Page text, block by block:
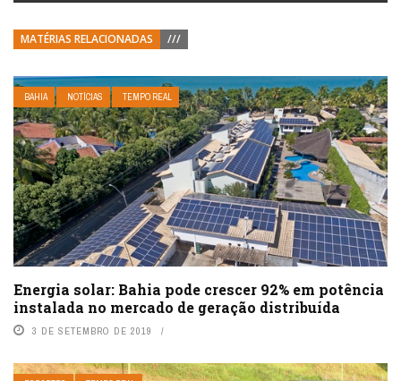
MATÉRIAS RELACIONADAS ///
BAHIA NOTÍCIAS TEMPO REAL
Energia solar: Bahia pode crescer 92% em potência
instalada no mercado de geração distribuída
3 DE SETEMBRO DE 2019